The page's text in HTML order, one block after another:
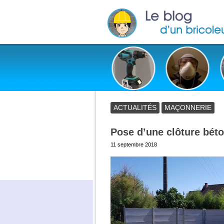
ACTUALITÉS MAÇONNERIE
Pose d’une clôture
Publié
11 septembre 2018